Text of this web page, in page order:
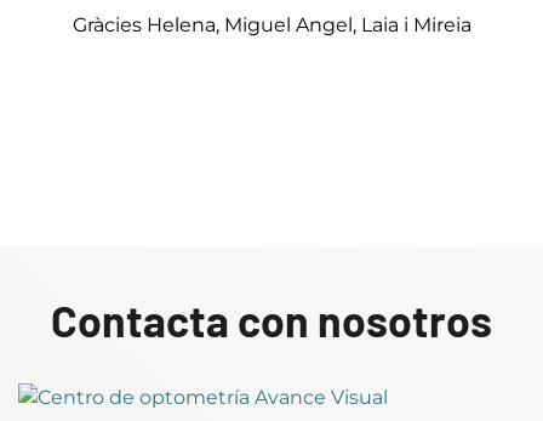
Gràcies Helena, Miguel Angel, Laia i Mireia
Contacta con nosotros